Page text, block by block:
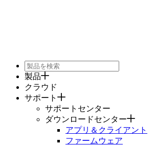
製品
クラウド
サポート
サポートセンター
ダウンロードセンター
アプリ＆クライアント
ファームウェア